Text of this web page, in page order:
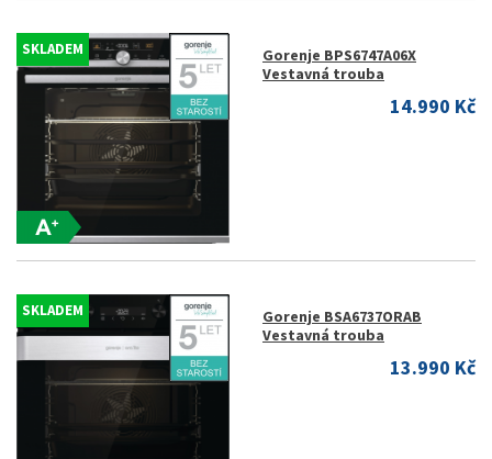
SKLADEM
Gorenje BPS6747A06X
Vestavná trouba
14.990 Kč
SKLADEM
Gorenje BSA6737ORAB
Vestavná trouba
13.990 Kč